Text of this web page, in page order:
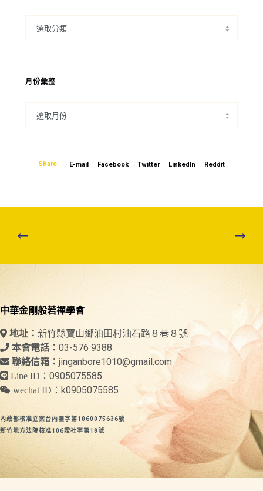
月份彙整
Share E-mail Facebook Twitter LinkedIn Reddit
中華金剛般若禪學會
地址： 新竹縣寶山鄉油田村油石路８巷８號
本會電話： 03-576 9388
聯絡信箱： jinganbore1010@gmail.com
Line ID： 0905075585
wechat ID： k0905075585
內政部核准立案台內團字第1060075636號
新竹地方法院核准106證社字第18號